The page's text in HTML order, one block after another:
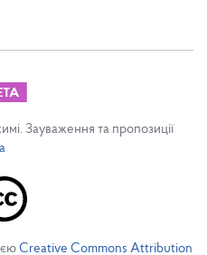
Зауваження та пропозиції
Creative Commons Attribution